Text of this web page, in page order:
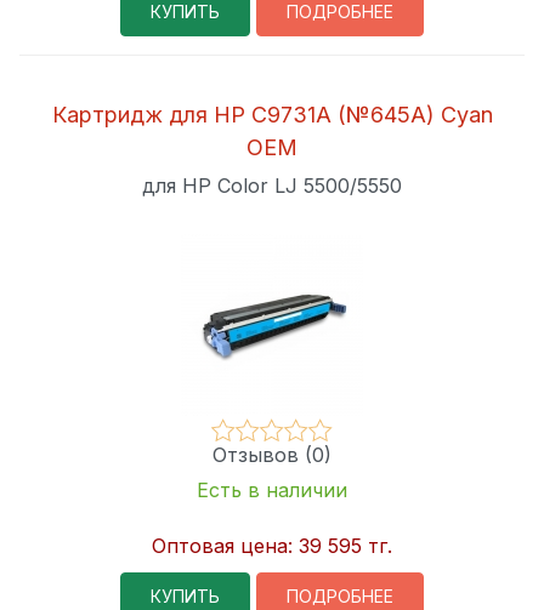
КУПИТЬ ПОДРОБНЕЕ
Картридж для HP C9731A (№645A) Cyan
OEM
для HP Color LJ 5500/5550
Отзывов (0)
Есть в наличии
Оптовая цена: 39 595 тг.
КУПИТЬ ПОДРОБНЕЕ